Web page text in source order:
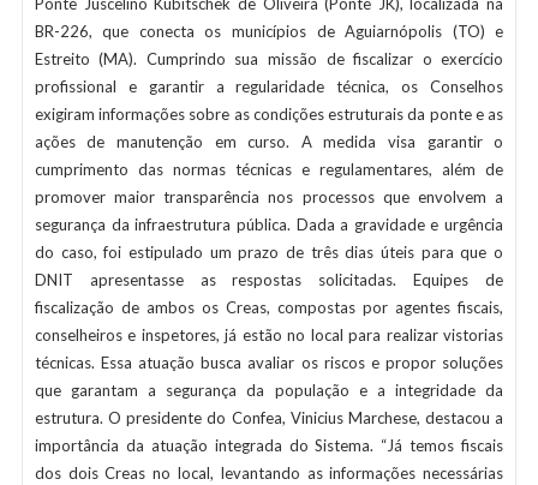
Ponte Juscelino Kubitschek de Oliveira (Ponte JK), localizada na
BR-226, que conecta os municípios de Aguiarnópolis (TO) e
Estreito (MA). Cumprindo sua missão de fiscalizar o exercício
profissional e garantir a regularidade técnica, os Conselhos
exigiram informações sobre as condições estruturais da ponte e as
ações de manutenção em curso. A medida visa garantir o
cumprimento das normas técnicas e regulamentares, além de
promover maior transparência nos processos que envolvem a
segurança da infraestrutura pública. Dada a gravidade e urgência
do caso, foi estipulado um prazo de três dias úteis para que o
DNIT apresentasse as respostas solicitadas. Equipes de
fiscalização de ambos os Creas, compostas por agentes fiscais,
conselheiros e inspetores, já estão no local para realizar vistorias
técnicas. Essa atuação busca avaliar os riscos e propor soluções
que garantam a segurança da população e a integridade da
estrutura. O presidente do Confea, Vinicius Marchese, destacou a
importância da atuação integrada do Sistema. “Já temos fiscais
dos dois Creas no local, levantando as informações necessárias